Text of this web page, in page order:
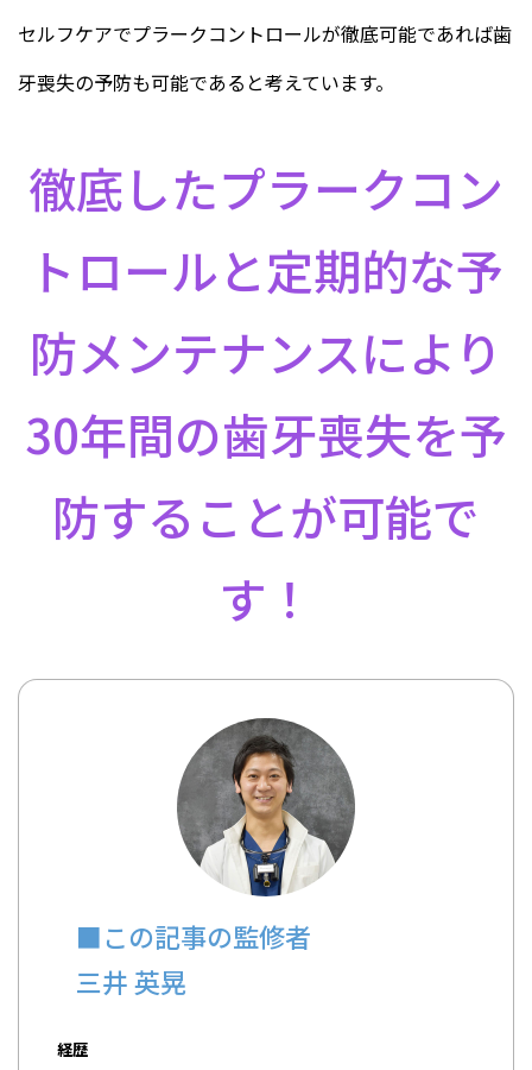
セルフケアでプラークコントロールが徹底可能であれば歯
牙喪失の予防も可能であると考えています。
徹底したプラークコン
トロールと定期的な予
防メンテナンスにより
30年間の歯牙喪失を予
防することが可能で
す！
■この記事の監修者
三井 英晃
経歴